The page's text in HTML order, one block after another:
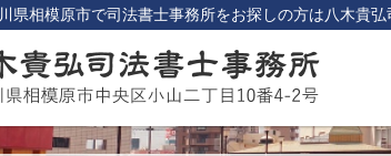
相模原市で司法書士事務所をお探しの方は八木貴弘